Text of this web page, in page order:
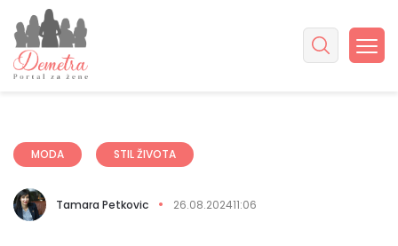
MODA STIL ŽIVOTA
Tamara Petkovic 26.08.202411:06